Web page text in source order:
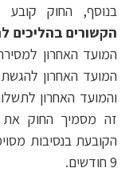
בנוסף, החוק קובע
הקשורים בהליכים
המועד האחרון
המועד האחרון
והמועד האחרון
זה מסמיך החוק
הקובעת בנסיבות
9 חודשים.